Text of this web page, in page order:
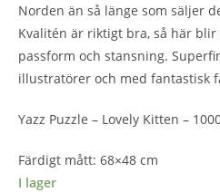
Norden än så länge som säljer
Kvalitén är riktigt bra, så här
passform och stansning.
illustratörer och med fantastisk
Yazz Puzzle – Lovely Kitten –
Färdigt mått: 68×48 cm
I lager